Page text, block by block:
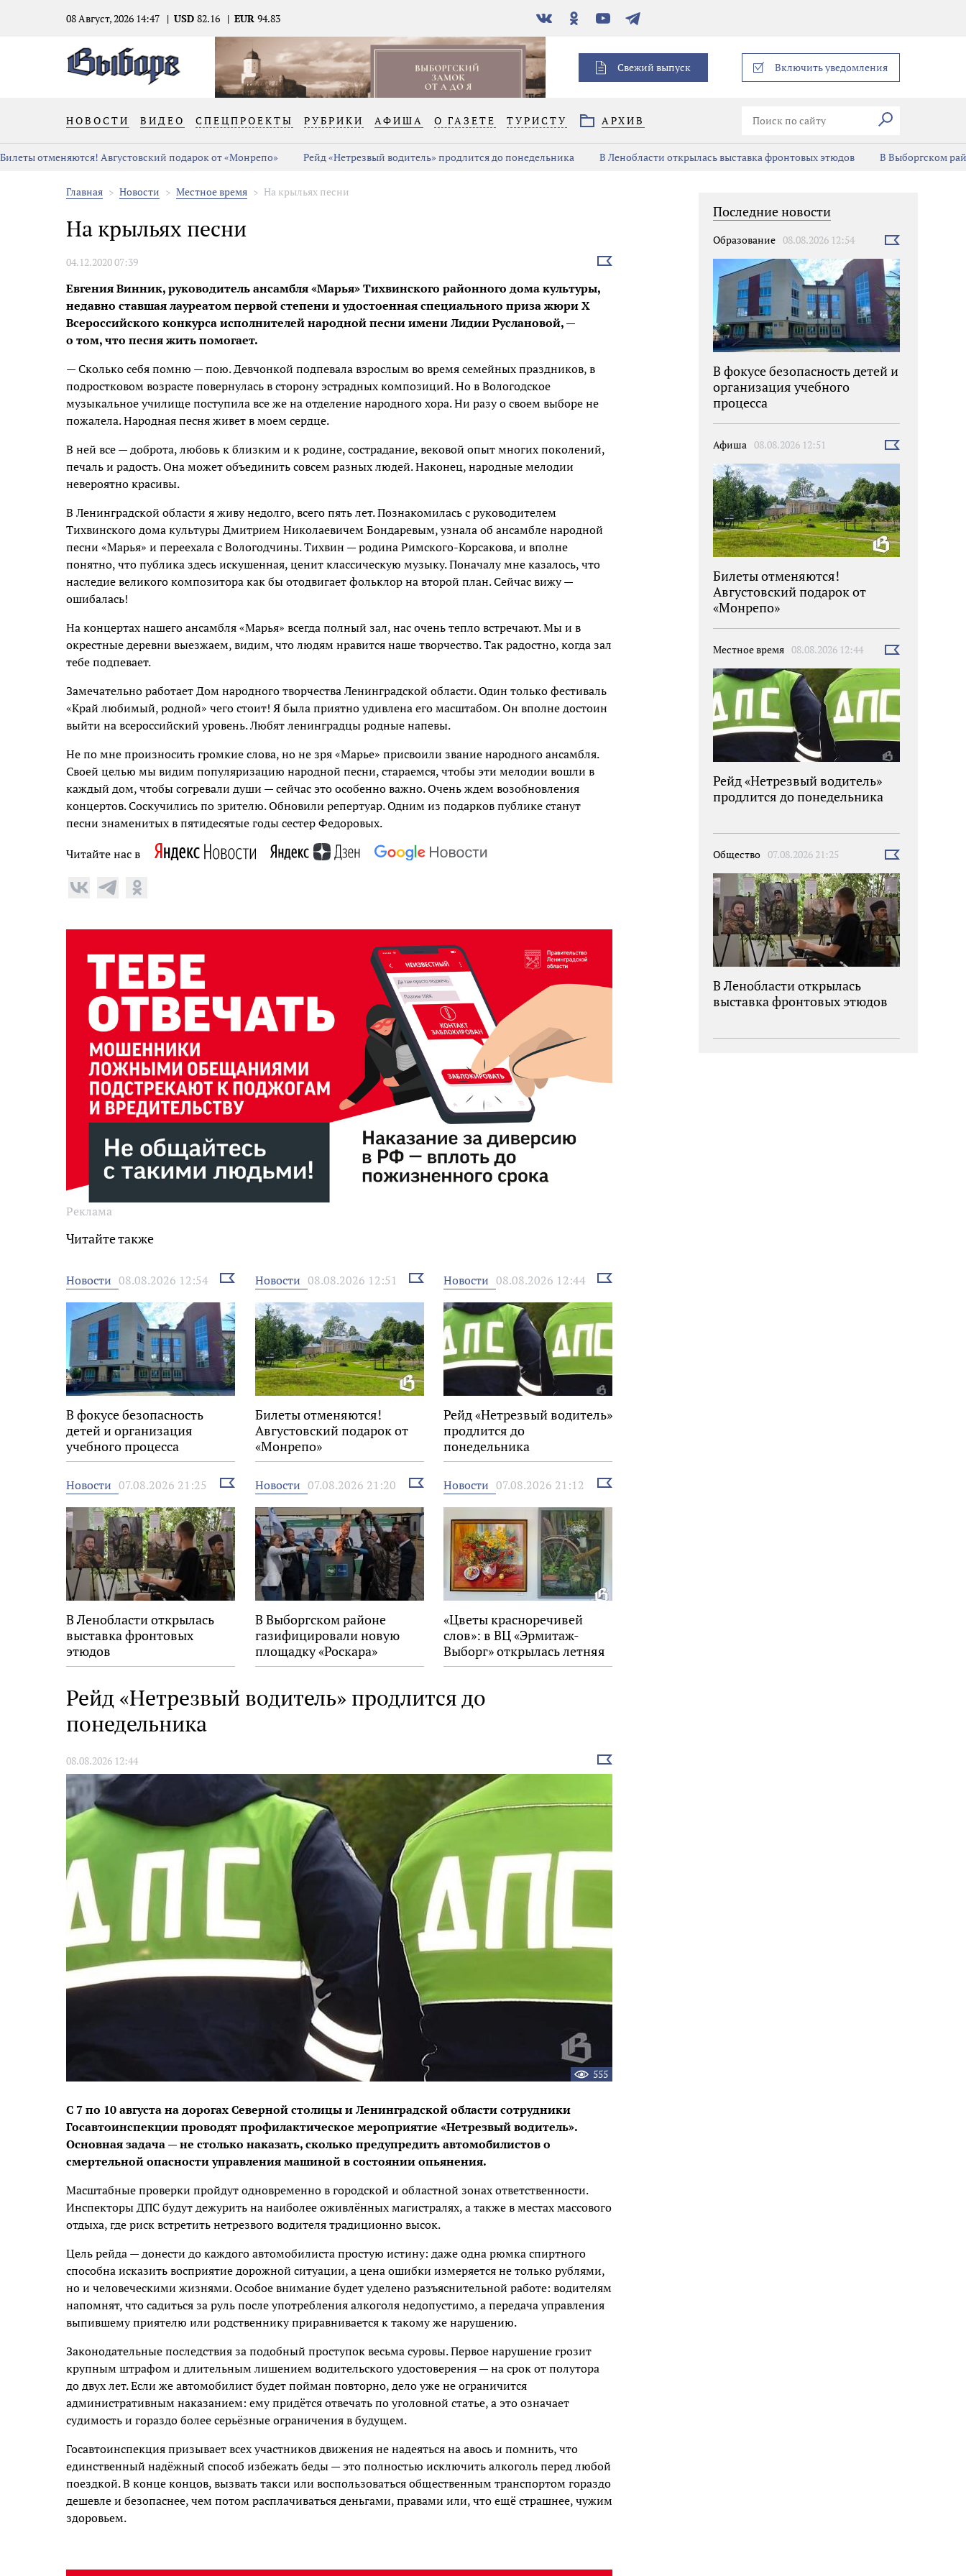
08 Август, 2026 14:47 USD 82.16 EUR 94.83
В
контакте
Одноклассники
YouTubeТелеграм
Свежий выпуск Включить уведомления
НОВОСТИ ВИДЕО СПЕЦПРОЕКТЫ РУБРИКИ АФИША О ГАЗЕТЕ ТУРИСТУ АРХИВ Искать
Билеты отменяются! Августовский подарок от «Монрепо» Рейд «Нетрезвый водитель» продлится до понедельника В Ленобласти открылась выставка фронтовых этюдов В Выборгском
Главная Новости Местное время На крыльях песни
На крыльях песни
04.12.2020 07:39
Выбрать
Евгения Винник, руководитель ансамбля «Марья» Тихвинского районного дома культуры,
недавно ставшая лауреатом первой степени и удостоенная специального приза жюри Х
Всероссийского конкурса исполнителей народной песни имени Лидии Руслановой, —
о том, что песня жить помогает.
— Сколько себя помню — пою. Девчонкой подпевала взрослым во время семейных праздников, в
подростковом возрасте повернулась в сторону эстрадных композиций. Но в Вологодское
музыкальное училище поступила все же на отделение народного хора. Ни разу о своем выборе не
пожалела. Народная песня живет в моем сердце.
В ней все — доброта, любовь к близким и к родине, сострадание, вековой опыт многих поколений,
печаль и радость. Она может объединить совсем разных людей. Наконец, народные мелодии
невероятно красивы.
В Ленинградской области я живу недолго, всего пять лет. Познакомилась с руководителем
Тихвинского дома культуры Дмитрием Николаевичем Бондаревым, узнала об ансамбле народной
песни «Марья» и переехала с Вологодчины. Тихвин — родина Римского-Корсакова, и вполне
понятно, что публика здесь искушенная, ценит классическую музыку. Поначалу мне казалось, что
наследие великого композитора как бы отодвигает фольклор на второй план. Сейчас вижу —
ошибалась!
На концертах нашего ансамбля «Марья» всегда полный зал, нас очень тепло встречают. Мы и в
окрестные деревни выезжаем, видим, что людям нравится наше творчество. Так радостно, когда зал
тебе подпевает.
Замечательно работает Дом народного творчества Ленинградской области. Один только фестиваль
«Край любимый, родной» чего стоит! Я была приятно удивлена его масштабом. Он вполне достоин
выйти на всероссийский уровень. Любят ленинградцы родные напевы.
Не по мне произносить громкие слова, но не зря «Марье» присвоили звание народного ансамбля.
Своей целью мы видим популяризацию народной песни, стараемся, чтобы эти мелодии вошли в
каждый дом, чтобы согревали души — сейчас это особенно важно. Очень ждем возобновления
концертов. Соскучились по зрителю. Обновили репертуар. Одним из подарков публике станут
песни знаменитых в пятидесятые годы сестер Федоровых.
Читайте нас в
Реклама
Читайте также
Новости 08.08.2026 12:54
Выбрать
новость
В фокусе безопасность
детей и организация
учебного процесса
Новости 08.08.2026 12:51
Выбрать
новость
Билеты отменяются!
Августовский подарок от
«Монрепо»
Новости 08.08.2026 12:44
Выбрать
Рейд «Нетрезвый водитель»
продлится до
понедельника
Новости 07.08.2026 21:25
Выбрать
новость
В Ленобласти открылась
выставка фронтовых
этюдов
Новости 07.08.2026 21:20
Выбрать
новость
В Выборгском районе
газифицировали новую
площадку «Роскара»
Новости 07.08.2026 21:12
Выбрать
«Цветы красноречивей
слов»: в ВЦ «Эрмитаж-
Выборг» открылась летняя
выставка
Рейд «Нетрезвый водитель» продлится до
понедельника
08.08.2026 12:44
Выбрать
новость
555
С 7 по 10 августа на дорогах Северной столицы и Ленинградской области сотрудники
Госавтоинспекции проводят профилактическое мероприятие «Нетрезвый водитель».
Основная задача — не столько наказать, сколько предупредить автомобилистов о
смертельной опасности управления машиной в состоянии опьянения.
Масштабные проверки пройдут одновременно в городской и областной зонах ответственности.
Инспекторы ДПС будут дежурить на наиболее оживлённых магистралях, а также в местах массового
отдыха, где риск встретить нетрезвого водителя традиционно высок.
Цель рейда — донести до каждого автомобилиста простую истину: даже одна рюмка спиртного
способна исказить восприятие дорожной ситуации, а цена ошибки измеряется не только рублями,
но и человеческими жизнями. Особое внимание будет уделено разъяснительной работе: водителям
напомнят, что садиться за руль после употребления алкоголя недопустимо, а передача управления
выпившему приятелю или родственнику приравнивается к такому же нарушению.
Законодательные последствия за подобный проступок весьма суровы. Первое нарушение грозит
крупным штрафом и длительным лишением водительского удостоверения — на срок от полутора
до двух лет. Если же автомобилист будет пойман повторно, дело уже не ограничится
административным наказанием: ему придётся отвечать по уголовной статье, а это означает
судимость и гораздо более серьёзные ограничения в будущем.
Госавтоинспекция призывает всех участников движения не надеяться на авось и помнить, что
единственный надёжный способ избежать беды — это полностью исключить алкоголь перед любой
поездкой. В конце концов, вызвать такси или воспользоваться общественным транспортом гораздо
дешевле и безопаснее, чем потом расплачиваться деньгами, правами или, что ещё страшнее, чужим
здоровьем.
Последние новости
Образование 08.08.2026 12:54
Выбрать
В фокусе безопасность детей и
организация учебного
процесса
Афиша 08.08.2026 12:51
Выбрать
Билеты отменяются!
Августовский подарок от
«Монрепо»
Местное время 08.08.2026 12:44
Выбрать
Рейд «Нетрезвый водитель»
продлится до понедельника
Общество 07.08.2026 21:25
Выбрать
В Ленобласти открылась
выставка фронтовых этюдов